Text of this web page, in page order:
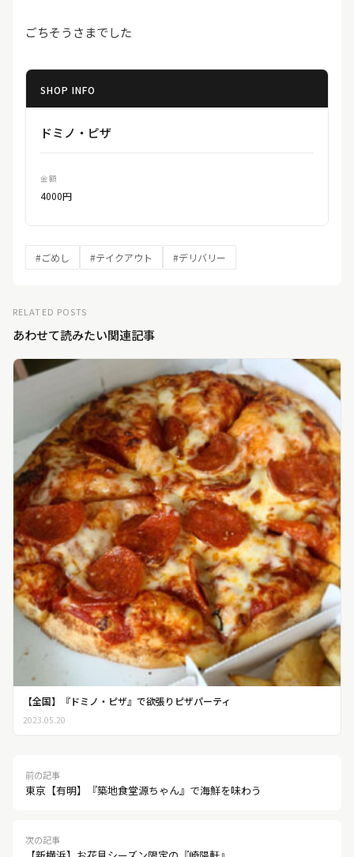
ごちそうさまでした
SHOP INFO
ドミノ・ピザ
金額
4000円
#ごめし #テイクアウト #デリバリー
RELATED POSTS
あわせて読みたい関連記事
【全国】『ドミノ・ピザ』で欲張りピザパーティ
2023.05.20
前の記事
東京【有明】『築地食堂源ちゃん』で海鮮を味わう
次の記事